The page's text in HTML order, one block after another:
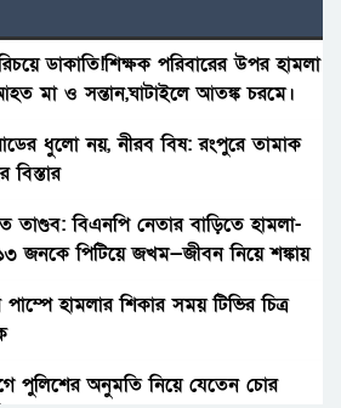
ডাকাতি!শিক্ষক পরিবারের উপর হামলা
মা ও সন্তান,ঘাটাইলে আতঙ্ক চরমে।
ধুলো নয়, নীরব বিষ: রংপুরে তামাক
বিস্তার
তাণ্ডব: বিএনপি নেতার বাড়িতে হামলা-
জনকে পিটিয়ে জখম—জীবন নিয়ে শঙ্কায়
পাম্পে হামলার শিকার সময় টিভির চিত্র
পুলিশের অনুমতি নিয়ে যেতেন চোর